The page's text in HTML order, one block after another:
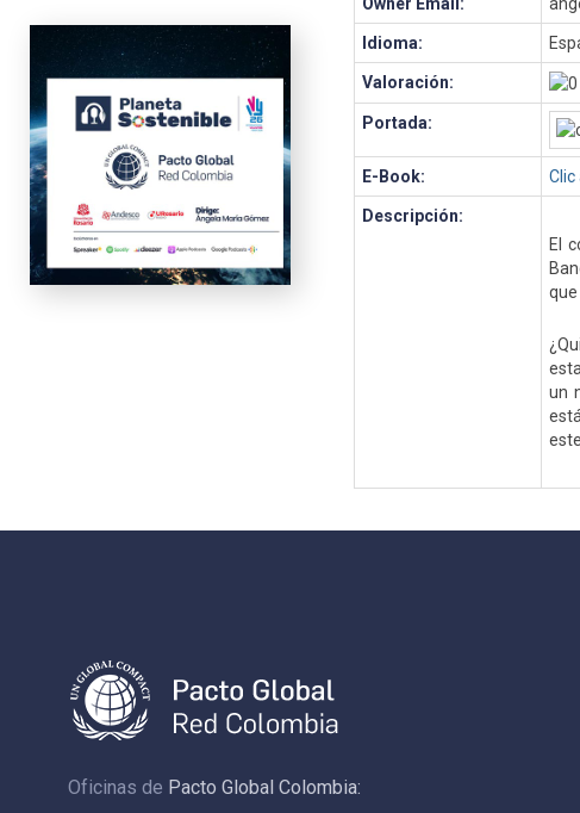
Idioma:
Valoración:
Portada:
E-Book:
Descripción:
El
un
Oficinas de Pacto Global Colombia: